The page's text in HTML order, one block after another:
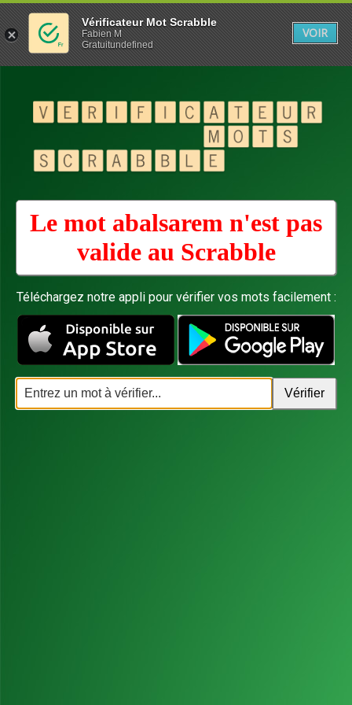
Le mot abalsarem n'est pas
valide au Scrabble
Téléchargez notre appli pour vérifier vos mots facilement :
Vérificateur Mot Scrabble
Fabien M
Gratuitundefined
VOIR